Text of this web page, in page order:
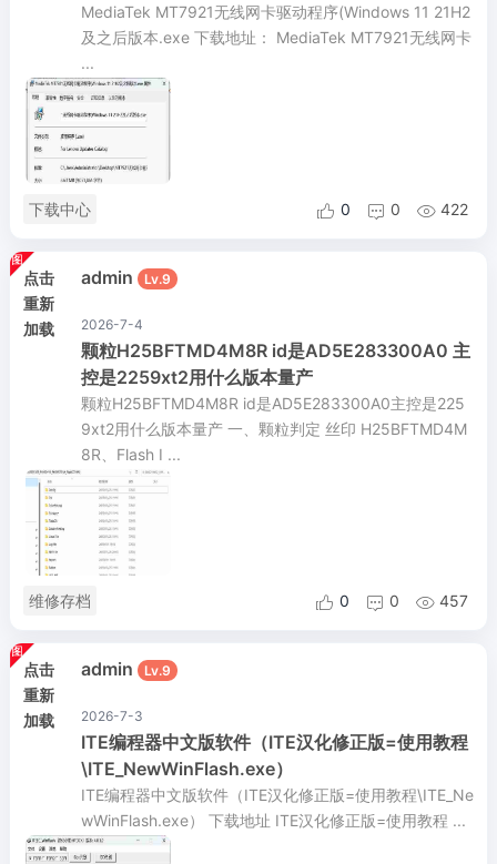
MediaTek MT7921无线网卡驱动程序(Windows 11 21H2
及之后版本.exe 下载地址： MediaTek MT7921无线网卡
...
下载中心  0  0  422
点击
重新
加载
admin Lv.9
2026-7-4
颗粒H25BFTMD4M8R id是AD5E283300A0 主
控是2259xt2用什么版本量产
颗粒H25BFTMD4M8R id是AD5E283300A0主控是225
9xt2用什么版本量产 一、颗粒判定 丝印 H25BFTMD4M
8R、Flash I ...
维修存档  0  0  457
点击
重新
加载
admin Lv.9
2026-7-3
ITE编程器中文版软件（ITE汉化修正版=使用教程
\ITE_NewWinFlash.exe）
ITE编程器中文版软件（ITE汉化修正版=使用教程\ITE_Ne
wWinFlash.exe） 下载地址 ITE汉化修正版=使用教程 ...